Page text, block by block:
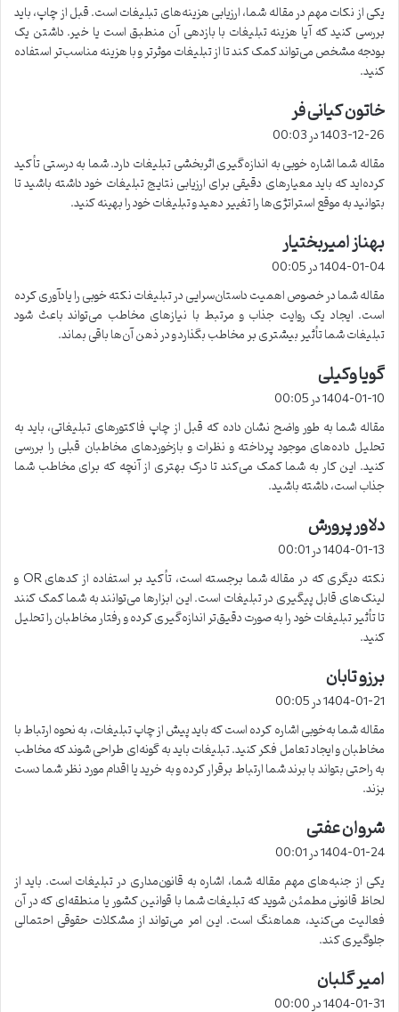
:
یکی از نکات مهم در مقاله شما، ارزیابی هزینه‌های تبلیغات است. قبل از چاپ، باید
بررسی کنید که آیا هزینه تبلیغات با بازدهی آن منطبق است یا خیر. داشتن یک
بودجه مشخص می‌تواند کمک کند تا از تبلیغات موثرتر و با هزینه مناسب‌تر استفاده
کنید.
خاتون کیانی فرف
:
1403-12-26 در 00:03
مقاله شما اشاره خوبی به اندازه‌گیری اثربخشی تبلیغات دارد. شما به درستی تأکید
کرده‌اید که باید معیارهای دقیقی برای ارزیابی نتایج تبلیغات خود داشته باشید تا
بتوانید به موقع استراتژی‌ها را تغییر دهید و تبلیغات خود را بهینه کنید.
بهناز امیربختیارف
:
1404-01-04 در 00:05
مقاله شما در خصوص اهمیت داستان‌سرایی در تبلیغات نکته خوبی را یادآوری کرده
است. ایجاد یک روایت جذاب و مرتبط با نیازهای مخاطب می‌تواند باعث شود
تبلیغات شما تأثیر بیشتری بر مخاطب بگذارد و در ذهن آن‌ها باقی بماند.
گویا وکیلیف
ت
:
1404-01-10 در 00:05
مقاله شما به طور واضح نشان داده که قبل از چاپ فاکتورهای تبلیغاتی، باید به
تحلیل داده‌های موجود پرداخته و نظرات و بازخوردهای مخاطبان قبلی را بررسی
کنید. این کار به شما کمک می‌کند تا درک بهتری از آنچه که برای مخاطب شما
جذاب است، داشته باشید.
دلاور پرورشف
:
1404-01-13 در 00:01
نکته دیگری که در مقاله شما برجسته است، تأکید بر استفاده از کدهای QR و
لینک‌های قابل پیگیری در تبلیغات است. این ابزارها می‌توانند به شما کمک کنند
تا تأثیر تبلیغات خود را به صورت دقیق‌تر اندازه‌گیری کرده و رفتار مخاطبان را تحلیل
کنید.
برزو تابانف
ت
:
1404-01-21 در 00:05
مقاله شما به‌خوبی اشاره کرده است که باید پیش از چاپ تبلیغات، به نحوه ارتباط با
مخاطبان و ایجاد تعامل فکر کنید. تبلیغات باید به گونه‌ای طراحی شوند که مخاطب
به راحتی بتواند با برند شما ارتباط برقرار کرده و به خرید یا اقدام مورد نظر شما دست
بزند.
شروان عفتیف
:
1404-01-24 در 00:01
یکی از جنبه‌های مهم مقاله شما، اشاره به قانون‌مداری در تبلیغات است. باید از
لحاظ قانونی مطمئن شوید که تبلیغات شما با قوانین کشور یا منطقه‌ای که در آن
فعالیت می‌کنید، هماهنگ است. این امر می‌تواند از مشکلات حقوقی احتمالی
جلوگیری کند.
امیر گلبان
1404-01-31 در 00:00